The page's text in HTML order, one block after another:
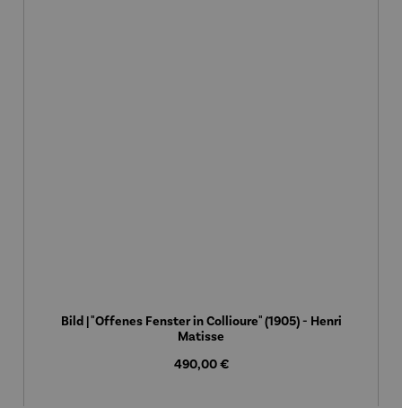
Bild | "Offenes Fenster in Collioure" (1905) - Henri
Matisse
Regulärer Preis:
490,00 €